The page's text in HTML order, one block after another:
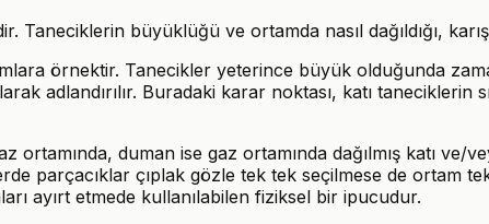
büyüklüğü ve ortamda nasıl dağıldığı,
örnektir. Tanecikler yeterince büyük olduğunda
adlandırılır. Buradaki karar noktası, katı taneciklerin
ortamında, duman ise gaz ortamında dağılmış katı ve/
parçacıklar çıplak gözle tek tek seçilmese de ortam
ayırt etmede kullanılabilen fiziksel bir ipucudur.